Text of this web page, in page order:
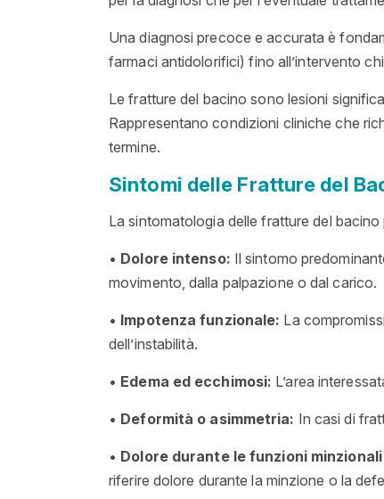
Una diagnosi precoce e accurata è
farmaci antidolorifici) fino all’intervento
Le fratture del bacino sono lesioni
Rappresentano condizioni cliniche che
termine.
Sintomi delle Fratture del
La sintomatologia delle fratture del
• Dolore intenso: Il sintomo
movimento, dalla palpazione o dal carico.
• Impotenza funzionale: La
dell’instabilità.
• Edema ed ecchimosi: L’area
• Deformità o asimmetria: In casi di
• Dolore durante le funzioni
riferire dolore durante la minzione o la